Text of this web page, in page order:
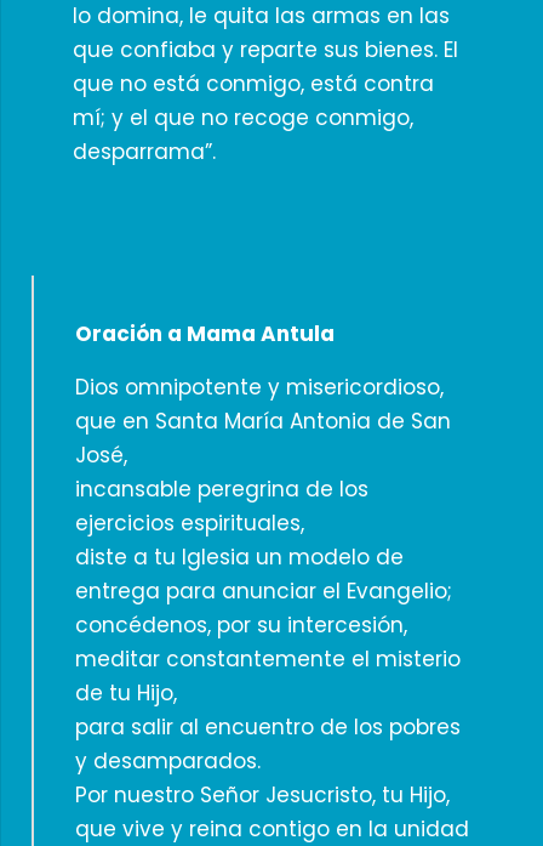
lo domina, le quita las armas en las
que confiaba y reparte sus bienes. El
que no está conmigo, está contra
mí; y el que no recoge conmigo,
desparrama”.
Oración a Mama Antula
Dios omnipotente y misericordioso,
que en Santa María Antonia de San
José,
incansable peregrina de los
ejercicios espirituales,
diste a tu Iglesia un modelo de
entrega para anunciar el Evangelio;
concédenos, por su intercesión,
meditar constantemente el misterio
de tu Hijo,
para salir al encuentro de los pobres
y desamparados.
Por nuestro Señor Jesucristo, tu Hijo,
que vive y reina contigo en la unidad